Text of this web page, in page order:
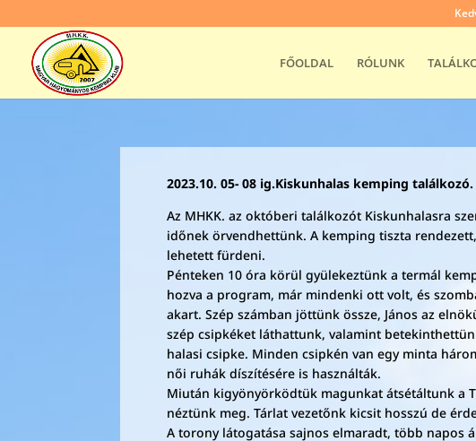
FŐOLDAL RÓLUNK
2023.10. 05- 08 ig.Kiskunhalas kemping találkozó.
Az MHKK. az októberi találkozót Kiskunhalasra
időnek örvendhettünk. A kemping tiszta
lehetett fürdeni.
Pénteken 10 óra körül gyülekeztünk a termál
hozva a program, már mindenki ott volt, és
akart. Szép számban jöttünk össze, János az
szép csipkéket láthattunk, valamint
halasi csipke. Minden csipkén van egy minta
női ruhák díszítésére is használták.
Miután kigyönyörködtük magunkat átsétáltunk a
néztünk meg. Tárlat vezetőnk kicsit hosszú de
A torony látogatása sajnos elmaradt, több napos